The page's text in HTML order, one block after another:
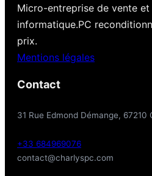
Micro-entreprise de vente et
informatique.PC
prix.
Mentions légales
Contact
31 Rue Edmond Démange, 67210
+33 684969076
contact@charlyspc.com